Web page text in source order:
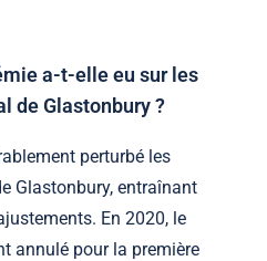
a-t-elle eu sur les
de Glastonbury ?
perturbé les
Glastonbury, entraînant
En 2020, le
annulé pour la première